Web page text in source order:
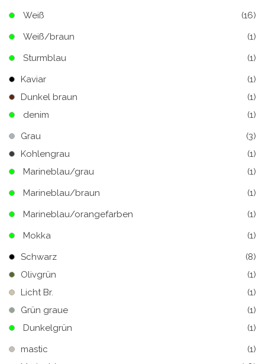
Weiß
(16)
Weiß/braun
(1)
Sturmblau
(1)
Kaviar
(1)
Dunkel braun
(1)
denim
(1)
Grau
(3)
Kohlengrau
(1)
Marineblau/grau
(1)
Marineblau/braun
(1)
Marineblau/orangefarben
(1)
Mokka
(1)
Schwarz
(8)
Olivgrün
(1)
Licht Br.
(1)
Grün graue
(1)
Dunkelgrün
(1)
mastic
(1)